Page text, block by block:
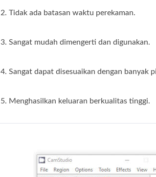
2. Tidak ada batasan waktu perekaman.
3. Sangat mudah dimengerti dan digunakan.
4. Sangat dapat disesuaikan dengan banyak
5. Menghasilkan keluaran berkualitas tinggi.